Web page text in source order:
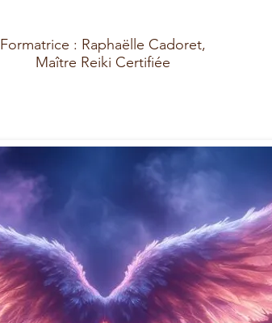
Formatrice : Raphaëlle Cadoret,
Maître Reiki Certifiée